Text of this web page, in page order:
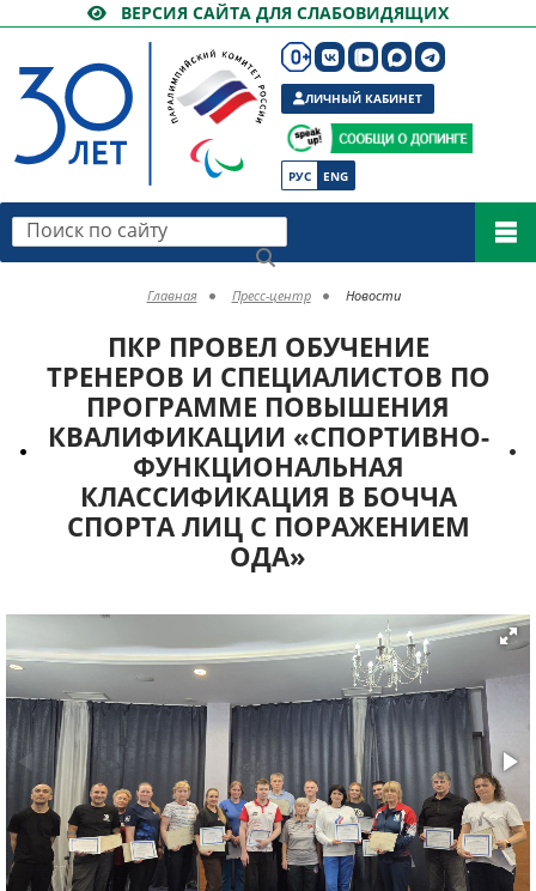
ВЕРСИЯ САЙТА ДЛЯ СЛАБОВИДЯЩИХ
РУС ENG
ЛИЧНЫЙ КАБИНЕТ
Поиск по сайту
Главная Пресс-центр Новости
ПКР ПРОВЕЛ ОБУЧЕНИЕ
ТРЕНЕРОВ И СПЕЦИАЛИСТОВ ПО
ПРОГРАММЕ ПОВЫШЕНИЯ
КВАЛИФИКАЦИИ «СПОРТИВНО-
ФУНКЦИОНАЛЬНАЯ
КЛАССИФИКАЦИЯ В БОЧЧА
СПОРТА ЛИЦ С ПОРАЖЕНИЕМ
ОДА»